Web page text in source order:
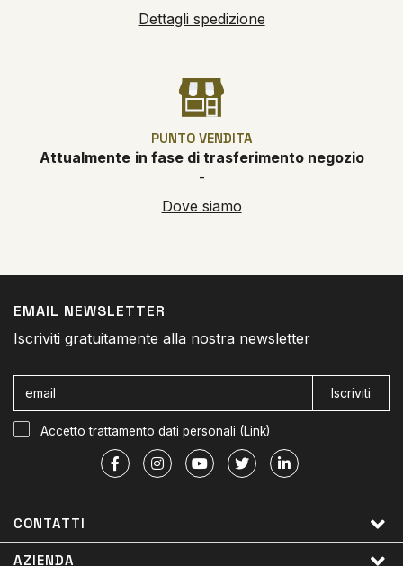
Dettagli spedizione
PUNTO VENDITA
Attualmente in fase di trasferimento negozio
-
Dove siamo
EMAIL NEWSLETTER
Iscriviti gratuitamente alla nostra newsletter
Iscriviti
Accetto trattamento dati personali (Link)
CONTATTI
AZIENDA